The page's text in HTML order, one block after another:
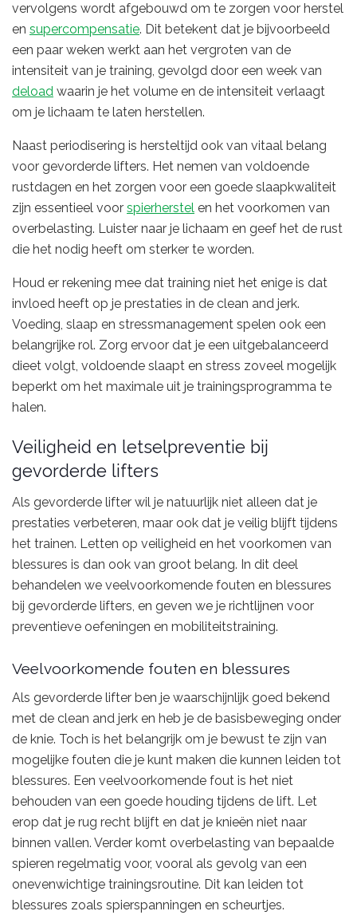
vervolgens wordt afgebouwd om te zorgen voor herstel
en supercompensatie. Dit betekent dat je bijvoorbeeld
een paar weken werkt aan het vergroten van de
intensiteit van je training, gevolgd door een week van
deload waarin je het volume en de intensiteit verlaagt
om je lichaam te laten herstellen.
Naast periodisering is hersteltijd ook van vitaal belang
voor gevorderde lifters. Het nemen van voldoende
rustdagen en het zorgen voor een goede slaapkwaliteit
zijn essentieel voor spierherstel en het voorkomen van
overbelasting. Luister naar je lichaam en geef het de rust
die het nodig heeft om sterker te worden.
Houd er rekening mee dat training niet het enige is dat
invloed heeft op je prestaties in de clean and jerk.
Voeding, slaap en stressmanagement spelen ook een
belangrijke rol. Zorg ervoor dat je een uitgebalanceerd
dieet volgt, voldoende slaapt en stress zoveel mogelijk
beperkt om het maximale uit je trainingsprogramma te
halen.
Veiligheid en letselpreventie bij
gevorderde lifters
Als gevorderde lifter wil je natuurlijk niet alleen dat je
prestaties verbeteren, maar ook dat je veilig blijft tijdens
het trainen. Letten op veiligheid en het voorkomen van
blessures is dan ook van groot belang. In dit deel
behandelen we veelvoorkomende fouten en blessures
bij gevorderde lifters, en geven we je richtlijnen voor
preventieve oefeningen en mobiliteitstraining.
Veelvoorkomende fouten en blessures
Als gevorderde lifter ben je waarschijnlijk goed bekend
met de clean and jerk en heb je de basisbeweging onder
de knie. Toch is het belangrijk om je bewust te zijn van
mogelijke fouten die je kunt maken die kunnen leiden tot
blessures. Een veelvoorkomende fout is het niet
behouden van een goede houding tijdens de lift. Let
erop dat je rug recht blijft en dat je knieën niet naar
binnen vallen. Verder komt overbelasting van bepaalde
spieren regelmatig voor, vooral als gevolg van een
onevenwichtige trainingsroutine. Dit kan leiden tot
blessures zoals spierspanningen en scheurtjes.